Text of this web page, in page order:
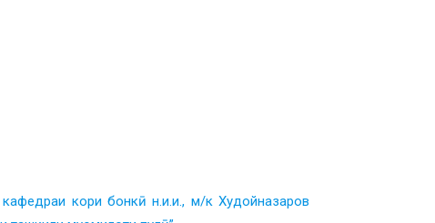
кори бонкӣ н.и.и., м/к Худойназаров